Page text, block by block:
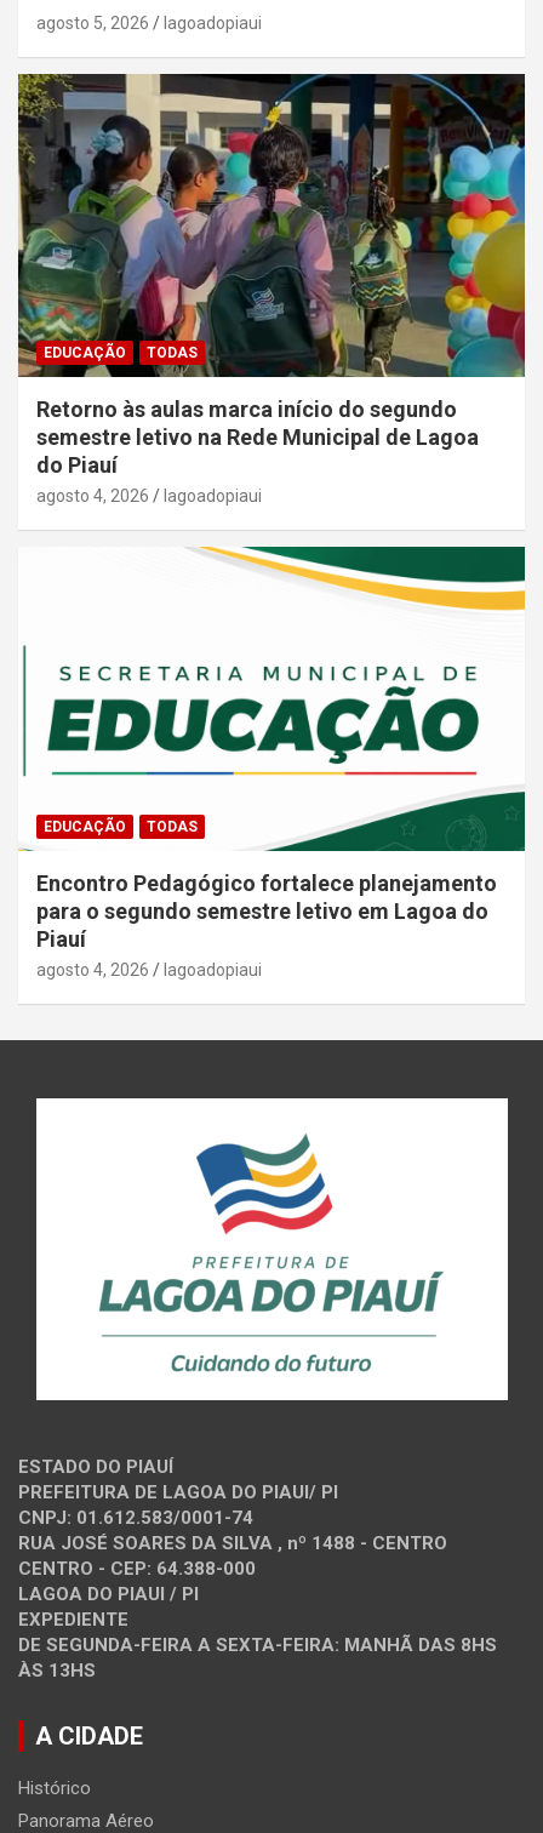
agosto 5, 2026 lagoadopiaui
EDUCAÇÃO TODAS
Retorno às aulas marca início do segundo
semestre letivo na Rede Municipal de Lagoa
do Piauí
agosto 4, 2026 lagoadopiaui
EDUCAÇÃO TODAS
Encontro Pedagógico fortalece planejamento
para o segundo semestre letivo em Lagoa do
Piauí
agosto 4, 2026 lagoadopiaui
ESTADO DO PIAUÍ
PREFEITURA DE LAGOA DO PIAUI/ PI
CNPJ: 01.612.583/0001-74
RUA JOSÉ SOARES DA SILVA , nº 1488 - CENTRO
CENTRO - CEP: 64.388-000
LAGOA DO PIAUI / PI
EXPEDIENTE
DE SEGUNDA-FEIRA A SEXTA-FEIRA: MANHÃ DAS 8HS
ÀS 13HS
A CIDADE
Histórico
Panorama Aéreo